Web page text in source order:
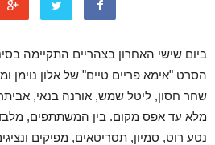
ביום שישי האחרון בצהריים התקיימה
הסרט "אימא פריים טיים" של אלון נוימן
שחר חסון, ליטל שמש, אורנה בנאי, אביתר
מלא עד אפס מקום. בין המשתתפים, מלבד
נטע רוט, סמיון, תסריטאים, מפיקים